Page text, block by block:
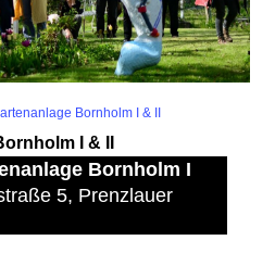
I & II
Bornholm I & II
Bornholm I
5, Prenzlauer